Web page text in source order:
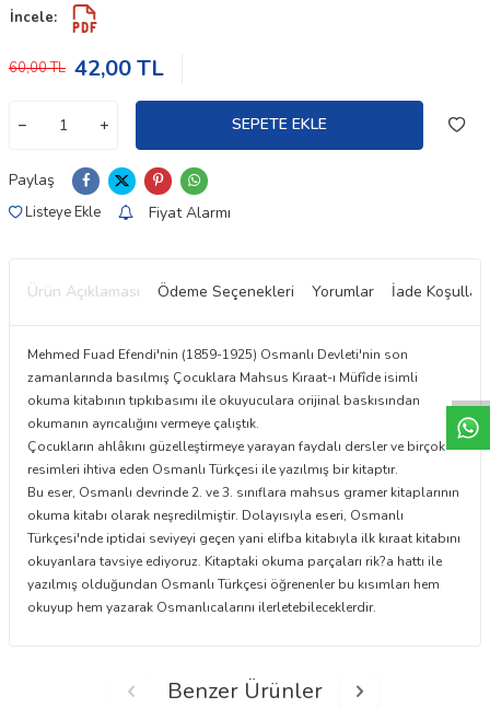
İncele:
60,00TL 42,00TL
SEPETE EKLE
Paylaş
Listeye Ekle Fiyat Alarmı
Ürün Açıklaması Ödeme Seçenekleri Yorumlar İade Koşulları
Mehmed Fuad Efendi'nin (1859-1925) Osmanlı Devleti'nin son
zamanlarında basılmış Çocuklara Mahsus Kıraat-ı Müfîde isimli
okuma kitabının tıpkıbasımı ile okuyuculara orijinal baskısından
okumanın ayrıcalığını vermeye çalıştık.
Çocukların ahlâkını güzelleştirmeye yarayan faydalı dersler ve birçok
resimleri ihtiva eden Osmanlı Türkçesi ile yazılmış bir kitaptır.
Bu eser, Osmanlı devrinde 2. ve 3. sınıflara mahsus gramer kitaplarının
okuma kitabı olarak neşredilmiştir. Dolayısıyla eseri, Osmanlı
Türkçesi'nde iptidai seviyeyi geçen yani elifba kitabıyla ilk kıraat kitabını
okuyanlara tavsiye ediyoruz. Kitaptaki okuma parçaları rik?a hattı ile
yazılmış olduğundan Osmanlı Türkçesi öğrenenler bu kısımları hem
okuyup hem yazarak Osmanlıcalarını ilerletebileceklerdir.
Benzer Ürünler